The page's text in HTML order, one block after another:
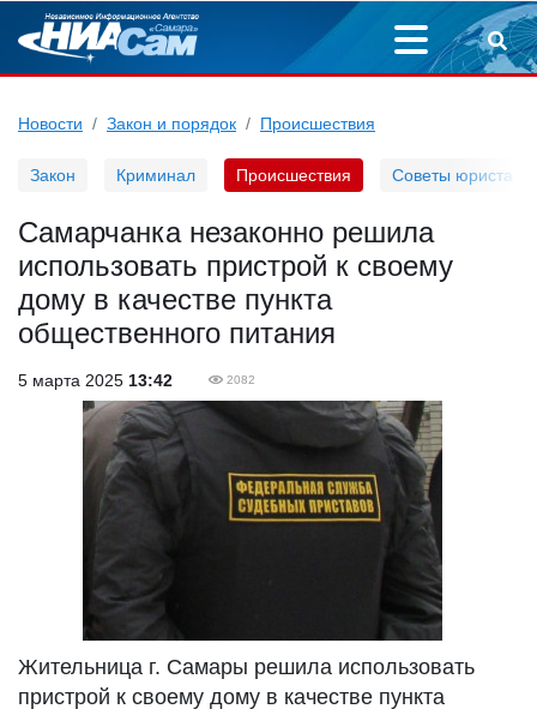
Новости Закон и порядок Происшествия
Закон Криминал Происшествия Советы юриста
Самарчанка незаконно решила
использовать пристрой к своему
дому в качестве пункта
общественного питания
5 марта 2025 13:42 2082
Жительница г. Самары решила использовать
пристрой к своему дому в качестве пункта